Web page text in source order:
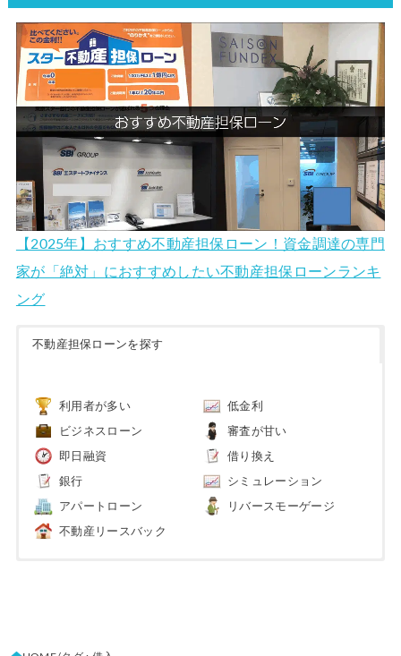
【2025年】おすすめ不動産担保ローン！資金調達の専門
家が「絶対」におすすめしたい不動産担保ローンランキ
ング
不動産担保ローンを探す
利用者が多い 低金利
ビジネスローン 審査が甘い
即日融資 借り換え
銀行 シミュレーション
アパートローン リバースモーゲージ
不動産リースバック